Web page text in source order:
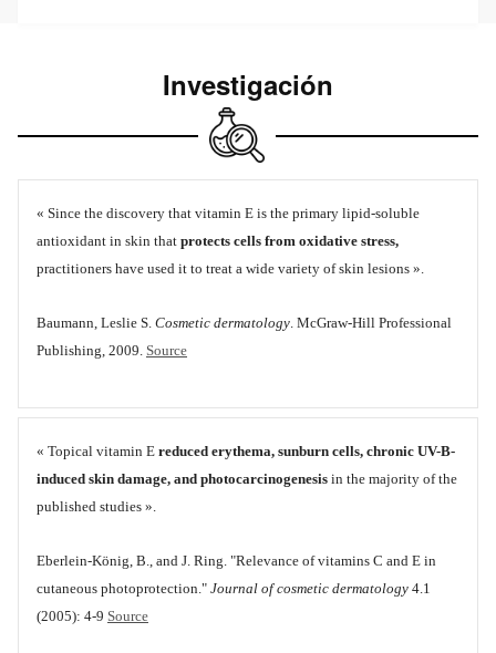
Investigación
« Since the discovery that vitamin E is the primary lipid-soluble
antioxidant in skin that protects cells from oxidative stress,
practitioners have used it to treat a wide variety of skin lesions ».
Baumann, Leslie S. Cosmetic dermatology. McGraw-Hill Professional
Publishing, 2009. Source
« Topical vitamin E reduced erythema, sunburn cells, chronic UV-B-
induced skin damage, and photocarcinogenesis in the majority of the
published studies ».
Eberlein‐König, B., and J. Ring. "Relevance of vitamins C and E in
cutaneous photoprotection." Journal of cosmetic dermatology 4.1
(2005): 4-9 Source